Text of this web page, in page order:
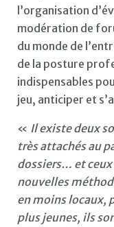
l’organisation
modération de
du monde de
de la posture
indispensables
jeu, anticiper et
« Il existe deux
très attachés au
dossiers… et ceux
nouvelles
en moins locaux,
plus jeunes, ils